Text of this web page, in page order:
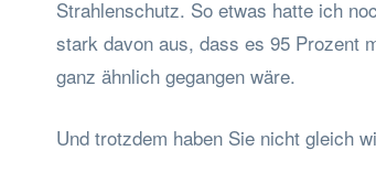
Strahlenschutz. So etwas hatte ich
stark davon aus, dass es 95 Prozent
ganz ähnlich gegangen wäre.
Und trotzdem haben Sie nicht gleich